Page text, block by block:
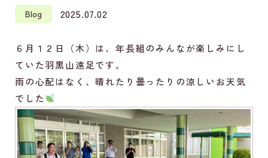
Blog 2025.07.02
６月１２日（木）は、年長組のみんなが楽しみにし
ていた羽黒山遠足です。
雨の心配はなく、晴れたり曇ったりの涼しいお天気
でした